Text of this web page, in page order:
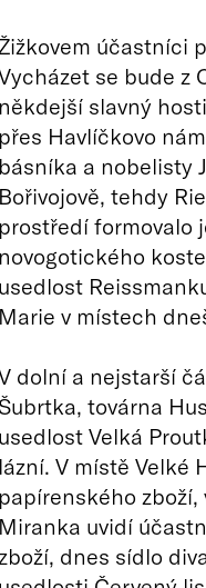
účastníci
se bude z
někdejší slavný
přes Havlíčkovo
básníka a nobelisty
Bořivojově, tehdy
prostředí formovalo
novogotického
usedlost
Marie v místech
dolní a nejstarší
Šubrtka, továrna
usedlost Velká
lázní. V místě Velké
papírenského
Miranka uvidí
zboží, dnes sídlo